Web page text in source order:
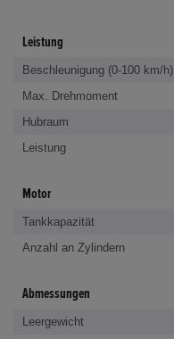
Leistung
Beschleunigung (0-100 km/h)
Max. Drehmoment
Hubraum
Leistung
Motor
Tankkapazität
Anzahl an Zylindern
Abmessungen
Leergewicht